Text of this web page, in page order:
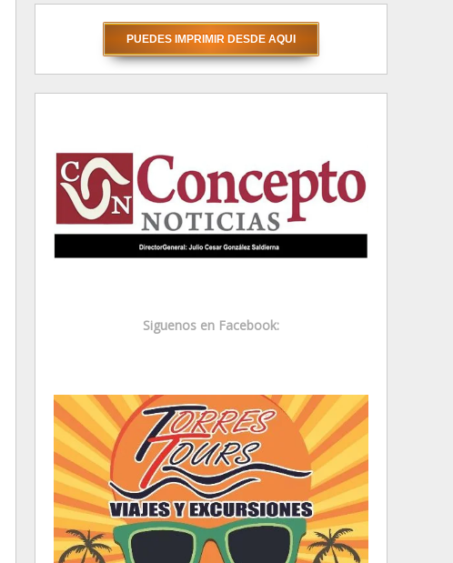
Siguenos en Facebook: